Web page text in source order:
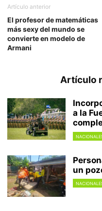
Artículo anterior
El profesor de matemáticas
más sexy del mundo se
convierte en modelo de
Armani
Artículo
a la
un